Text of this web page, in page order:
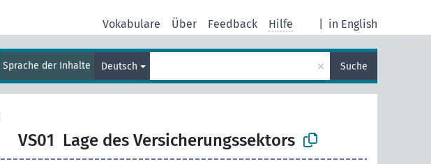
in English
Vokabulare Über Feedback Hilfe
Sprache der Inhalte Deutsch × Suche
VS01 Lage des Versicherungssektors